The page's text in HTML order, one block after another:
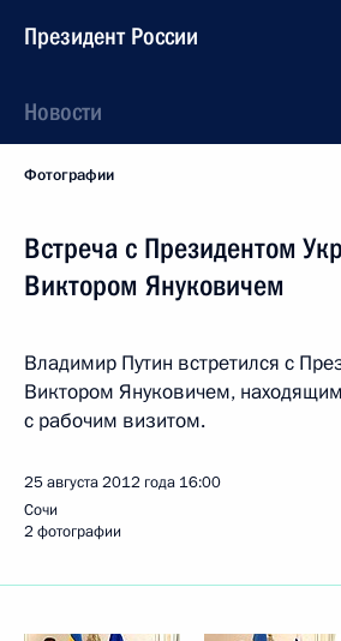
Президент России
Новости
Фотографии
Встреча с Президентом
Виктором Януковичем
Владимир Путин встретился с
Виктором Януковичем,
с рабочим визитом.
25 августа 2012 года 16:00
Сочи
2 фотографии